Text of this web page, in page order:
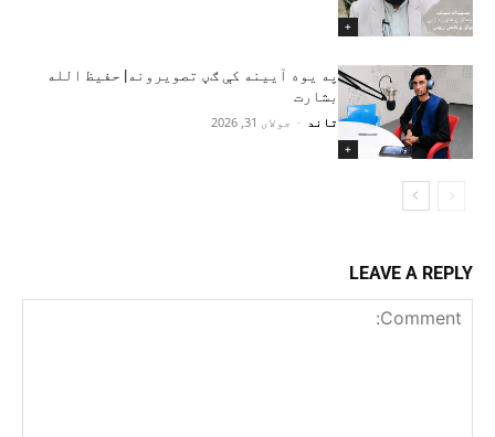
+
+
په یوه آیینه کې ګڼ تصویرونه| حفیظ‌ الله
بشارت
تاند - جولای 31, 2026
LEAVE A REPLY